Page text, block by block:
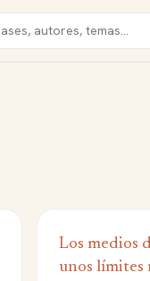
Los medios
unos límites